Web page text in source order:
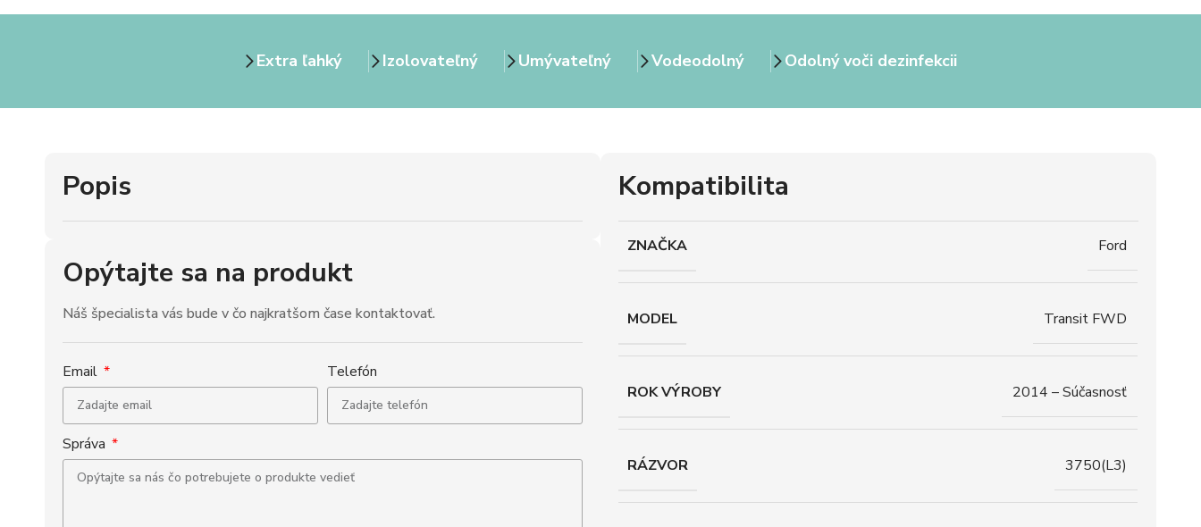
Extra ľahký Izolovateľný Umývateľný Vodeodolný Odolný voči dezinfekcii
Popis
Opýtajte sa na produkt
Náš špecialista vás bude v čo najkratšom čase kontaktovať.
Email Telefón
Správa
Kompatibilita
ZNAČKA Ford
MODEL Transit FWD
ROK VÝROBY 2014 – Súčasnosť
RÁZVOR 3750(L3)